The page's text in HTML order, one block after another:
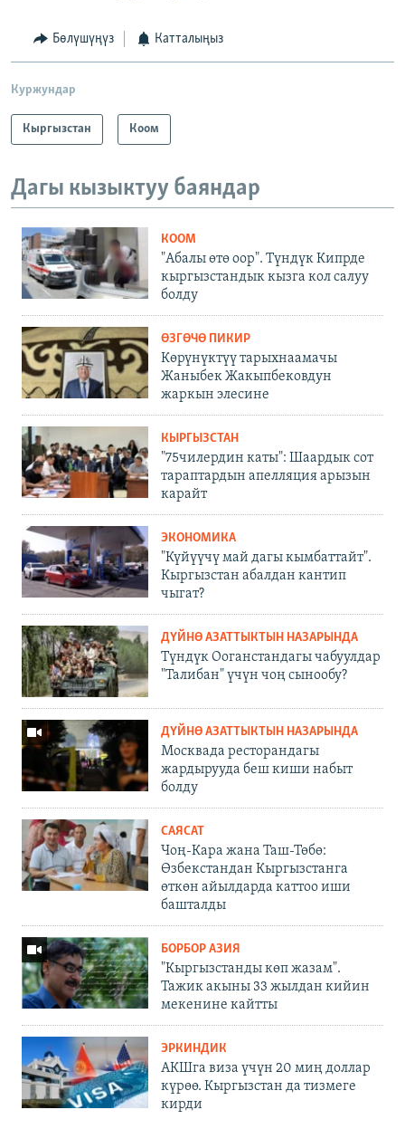
Бөлүшүңүз Катталыңыз
Куржундар
Кыргызстан Коом
Дагы кызыктуу баяндар
КООМ
"Абалы өтө оор". Түндүк Кипрде
кыргызстандык кызга кол салуу
болду
ӨЗГӨЧӨ ПИКИР
Көрүнүктүү тарыхнаамачы
Жаныбек Жакыпбековдун
жаркын элесине
КЫРГЫЗСТАН
"75чилердин каты": Шаардык сот
тараптардын апелляция арызын
карайт
ЭКОНОМИКА
"Күйүүчү май дагы кымбаттайт".
Кыргызстан абалдан кантип
чыгат?
ДҮЙНӨ АЗАТТЫКТЫН НАЗАРЫНДА
Түндүк Ооганстандагы чабуулдар
"Талибан" үчүн чоң сынообу?
ДҮЙНӨ АЗАТТЫКТЫН НАЗАРЫНДА
Москвада ресторандагы
жардырууда беш киши набыт
болду
САЯСАТ
Чоң-Кара жана Таш-Төбө:
Өзбекстандан Кыргызстанга
өткөн айылдарда каттоо иши
башталды
БОРБОР АЗИЯ
"Кыргызстанды көп жазам".
Тажик акыны 33 жылдан кийин
мекенине кайтты
ЭРКИНДИК
АКШга виза үчүн 20 миң доллар
күрөө. Кыргызстан да тизмеге
кирди